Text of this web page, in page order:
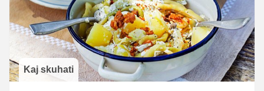
Kaj skuhati